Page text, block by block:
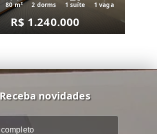
80 m² 2 dorms 1 suíte 1 vaga
R$ 1.240.000
Receba novidades